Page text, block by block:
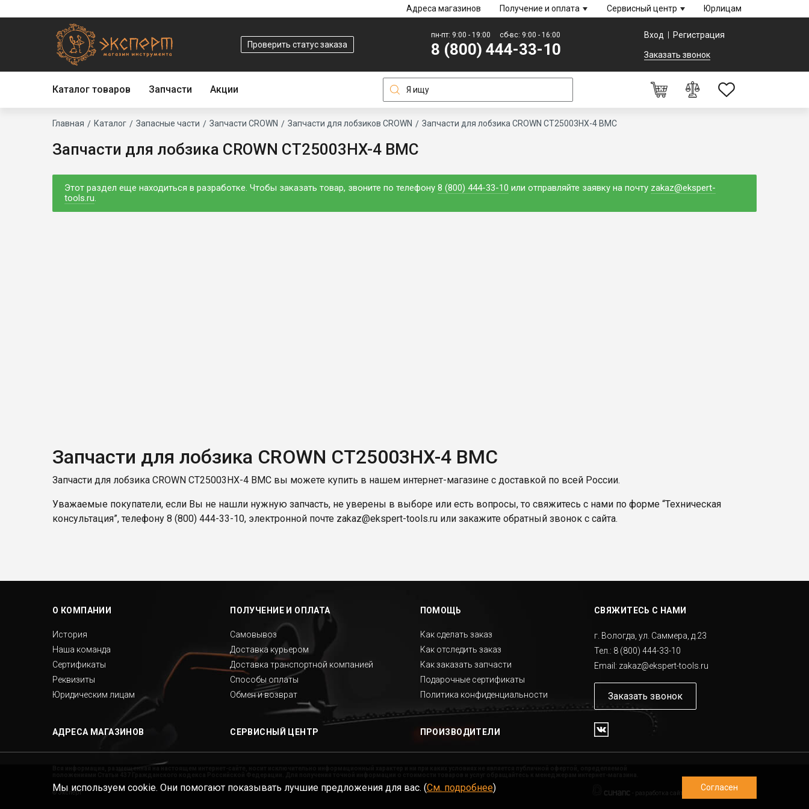
Основная
навигация
Адреса магазинов Получение и оплата Сервисный центр Юрлицам
Проверить статус заказа
пн-пт: 9:00 - 19:00 сб-вс: 9:00 - 16:00
8 (800) 444-33-10
Вход Регистрация
Заказать звонок
Каталог товаров Запчасти Акции
0
Строка
навигации
Главная Каталог Запасные части Запчасти CROWN Запчасти для лобзиков CROWN Запчасти для лобзика CROWN CT25003HX-4 BMC
Запчасти для лобзика CROWN CT25003HX-4 BMC
Этот раздел еще находиться в разработке. Чтобы заказать товар, звоните по телефону 8 (800) 444-33-10 или отправляйте заявку на почту zakaz@ekspert-
tools.ru.
Запчасти для лобзика CROWN CT25003HX-4 BMC
Запчасти для лобзика CROWN CT25003HX-4 BMC вы можете купить в нашем интернет-магазине с доставкой по всей России.
Уважаемые покупатели, если Вы не нашли нужную запчасть, не уверены в выборе или есть вопросы, то свяжитесь с нами по форме “Техническая
консультация”, телефону 8 (800) 444-33-10, электронной почте zakaz@ekspert-tools.ru или закажите обратный звонок с сайта.
О КОМПАНИИ
История
Наша команда
Сертификаты
Реквизиты
Юридическим лицам
АДРЕСА МАГАЗИНОВ
ПОЛУЧЕНИЕ И ОПЛАТА
Самовывоз
Доставка курьером
Доставка транспортной компанией
Способы оплаты
Обмен и возврат
СЕРВИСНЫЙ ЦЕНТР
ПОМОЩЬ
Как сделать заказ
Как отследить заказ
Как заказать запчасти
Подарочные сертификаты
Политика конфиденциальности
ПРОИЗВОДИТЕЛИ
СВЯЖИТЕСЬ С НАМИ
г. Вологда, ул. Саммера, д.23
Тел.: 8 (800) 444-33-10
Email: zakaz@ekspert-tools.ru
Заказать звонок
Вся информация, размещенная на настоящем интернет-сайте, носит исключительно информационный характер и ни при каких условиях не является публичной офертой, определяемой
©Эксперт разработка сайта
Мы используем cookie. Они помогают показывать лучшие предложения для вас. (См. подробнее) Согласен